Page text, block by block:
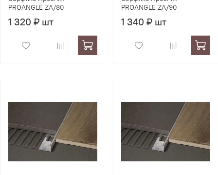
PROANGLE ZA/80
1 320 ₽ шт
PROANGLE ZA/90
1 340 ₽ шт